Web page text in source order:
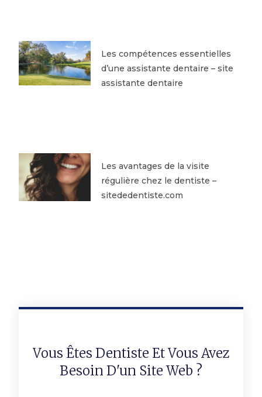
Les compétences essentielles
d’une assistante dentaire – site
assistante dentaire
Les avantages de la visite
régulière chez le dentiste –
sitededentiste.com
Vous Êtes Dentiste Et Vous Avez
Besoin D'un Site Web ?